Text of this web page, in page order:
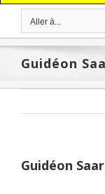
Aller à...
Guidéon
Guidéon